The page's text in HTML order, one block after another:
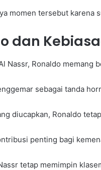
momen tersebut karena
dan
Nassr, Ronaldo memang
sebagai tanda
diucapkan, Ronaldo
penting bagi
tetap memimpin